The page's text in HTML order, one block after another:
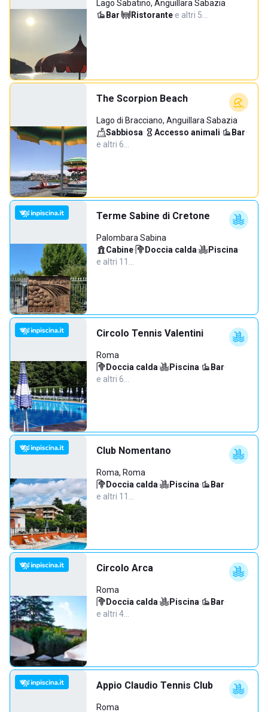
Lago Sabatino, Anguillara Sabazia
Bar· Ristorante·e altri 5…
The Scorpion Beach
Lago di Bracciano, Anguillara Sabazia
Sabbiosa· Accesso animali· Bar·
e altri 6…
Terme Sabine di Cretone
Palombara Sabina
Cabine· Doccia calda· Piscina·
e altri 11…
Circolo Tennis Valentini
Roma
Doccia calda· Piscina· Bar·
e altri 6…
Club Nomentano
Roma, Roma
Doccia calda· Piscina· Bar·
e altri 11…
Circolo Arca
Roma
Doccia calda· Piscina· Bar·
e altri 4…
Appio Claudio Tennis Club
Roma